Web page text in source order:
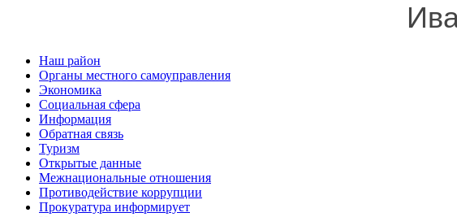
Наш район
Органы местного самоуправления
Экономика
Социальная сфера
Информация
Обратная связь
Туризм
Открытые данные
Межнациональные отношения
Противодействие коррупции
Прокуратура информирует